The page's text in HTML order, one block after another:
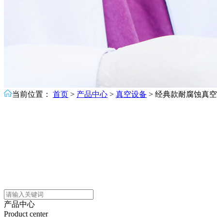
当前位置： 首页 > 产品中心 > 真空设备 > 经典款耐腐蚀真
产品中心
Product center